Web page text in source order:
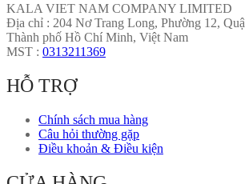
KALA VIET NAM COMPANY LIMITED
Địa chỉ : 204 Nơ Trang Long, Phường 12,
Thành phố Hồ Chí Minh, Việt Nam
MST : 0313211369
HỖ TRỢ
Chính sách mua hàng
Câu hỏi thường gặp
Điều khoản & Điều kiện